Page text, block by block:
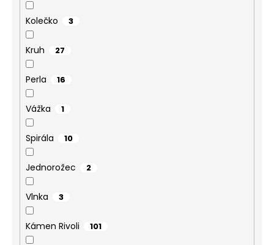
Kolečko 3
Kruh 27
Perla 16
Vážka 1
Spirála 10
Jednorožec 2
Vlnka 3
Kámen Rivoli 101